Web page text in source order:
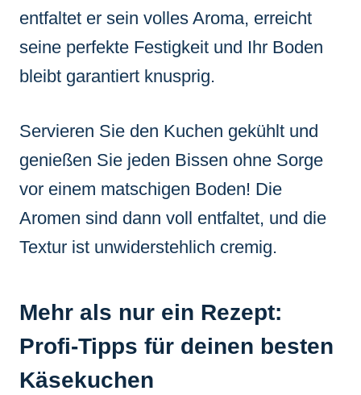
entfaltet er sein volles Aroma, erreicht
seine perfekte Festigkeit und Ihr Boden
bleibt garantiert knusprig.
Servieren Sie den Kuchen gekühlt und
genießen Sie jeden Bissen ohne Sorge
vor einem matschigen Boden! Die
Aromen sind dann voll entfaltet, und die
Textur ist unwiderstehlich cremig.
Mehr als nur ein Rezept:
Profi-Tipps für deinen besten
Käsekuchen